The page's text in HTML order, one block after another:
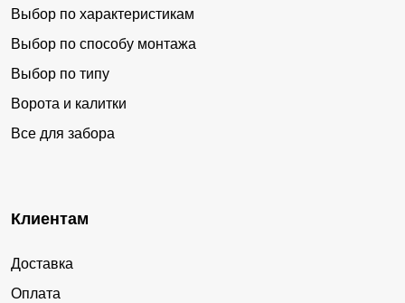
Выбор по характеристикам
Выбор по способу монтажа
Выбор по типу
Ворота и калитки
Все для забора
Клиентам
Доставка
Оплата